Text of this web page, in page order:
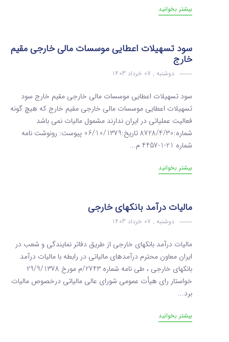
بیشتر بخوانید
سود تسهیلات اعطایی موسسات مالی خارجی مقیم
خارج
دوشنبه , 07 خرداد 1403
سود تسهیلات اعطایی موسسات مالی خارجی مقیم خارج سود
تسهیلات اعطایی موسسات مالی خارجی مقیم خارج که هیچ گونه
فعالیت عملیاتی در ایران ندارند مشمول مالیات نمی باشد
شماره:8728/4/30 تاریخ:06/10/1379 پیوست: رونوشت نامه
شماره 21-1-4457 م...
بیشتر بخوانید
مالیات درآمد بانکهای خارجی
دوشنبه , 07 خرداد 1403
مالیات درآمد بانکهای خارجی از طریق دفاتر نمایندگی و شعب در
ایران معاون محترم درآمدهای مالیاتی در رابطه با مالیات درآمد
بانکهای خارجی ، طی نامه شماره 2743/م مورخ 29/9/1378
خواستار رای هیأت عمومی شورای عالی مالیاتی درخصوص مالیات
برد...
بیشتر بخوانید